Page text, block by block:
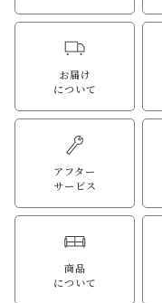
お届け
について
アフター
サービス
商品
について